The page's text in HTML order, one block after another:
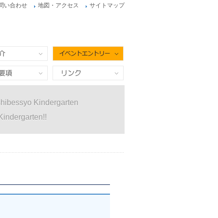
い合わせ 地図・アクセス サイトマップ
リンク
Kindergarten